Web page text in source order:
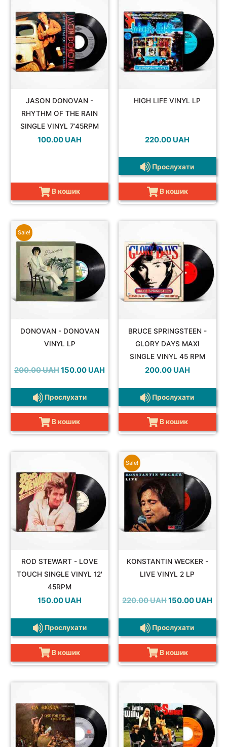
JASON DONOVAN -
RHYTHM OF THE RAIN
SINGLE VINYL 7’45RPM
100.00 UAH
В кошик
HIGH LIFE VINYL LP
220.00 UAH
Прослухати
В кошик
Sale!
DONOVAN - DONOVAN
VINYL LP
200.00UAH Оригінальна
150.00 UAH
Прослухати
В кошик
BRUCE SPRINGSTEEN -
GLORY DAYS MAXI
SINGLE VINYL 45 RPM
200.00 UAH
Прослухати
В кошик
ROD STEWART - LOVE
TOUCH SINGLE VINYL 12'
45RPM
150.00 UAH
Прослухати
В кошик
Sale!
KONSTANTIN WECKER -
LIVE VINYL 2 LP
220.00UAHОригінальна
150.00 UAH
Прослухати
В кошик
ROCK
COMPILATION